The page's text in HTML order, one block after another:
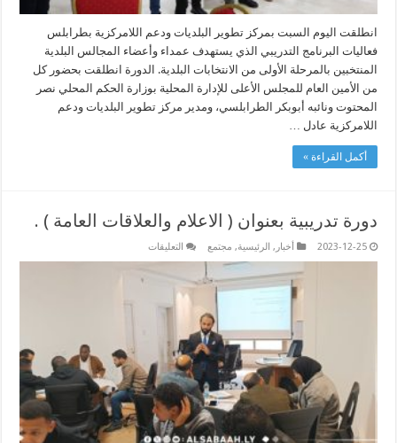
انطلقت اليوم السبت بمركز تطوير البلديات ودعم اللامركزية بطرابلس
فعاليات البرنامج التدريبي الذي يستهدف عمداء وأعضاء المجالس البلدية
المنتخبين بالمرحلة الأولى من الانتخابات البلدية. الدورة انطلقت بحضور كل
من الأمين العام للمجلس الأعلى للإدارة المحلية بوزارة الحكم المحلي نصر
المحتوت ونائبه أبوبكر الطرابلسي، ومدير مركز تطوير البلديات ودعم
اللامركزية عادل …
أكمل القراءة »
دورة تدريبية بعنوان ( الاعلام والعلاقات العامة ) .
2023-12-25 أخبار , الرئيسية, مجتمع التعليقات
بعنوان
الاعلام
مغلقة